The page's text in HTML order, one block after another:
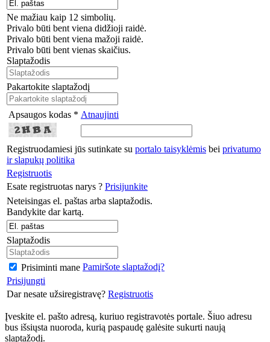
Ne mažiau kaip 12 simbolių.
Privalo būti bent viena didžioji raidė.
Privalo būti bent viena mažoji raidė.
Privalo būti bent vienas skaičius.
Slaptažodis
Pakartokite slaptažodį
Apsaugos kodas * Atnaujinti
Registruodamiesi jūs sutinkate su portalo taisyklėmis bei privatumo
ir slapukų politika
Registruotis
Esate registruotas narys ? Prisijunkite
Neteisingas el. paštas arba slaptažodis.
Bandykite dar kartą.
Slaptažodis
Prisiminti mane Pamiršote slaptažodį?
Prisijungti
Dar nesate užsiregistravę? Registruotis
Įveskite el. pašto adresą, kuriuo registravotės portale. Šiuo adresu
bus išsiųsta nuoroda, kurią paspaudę galėsite sukurti naują
slaptažodį.